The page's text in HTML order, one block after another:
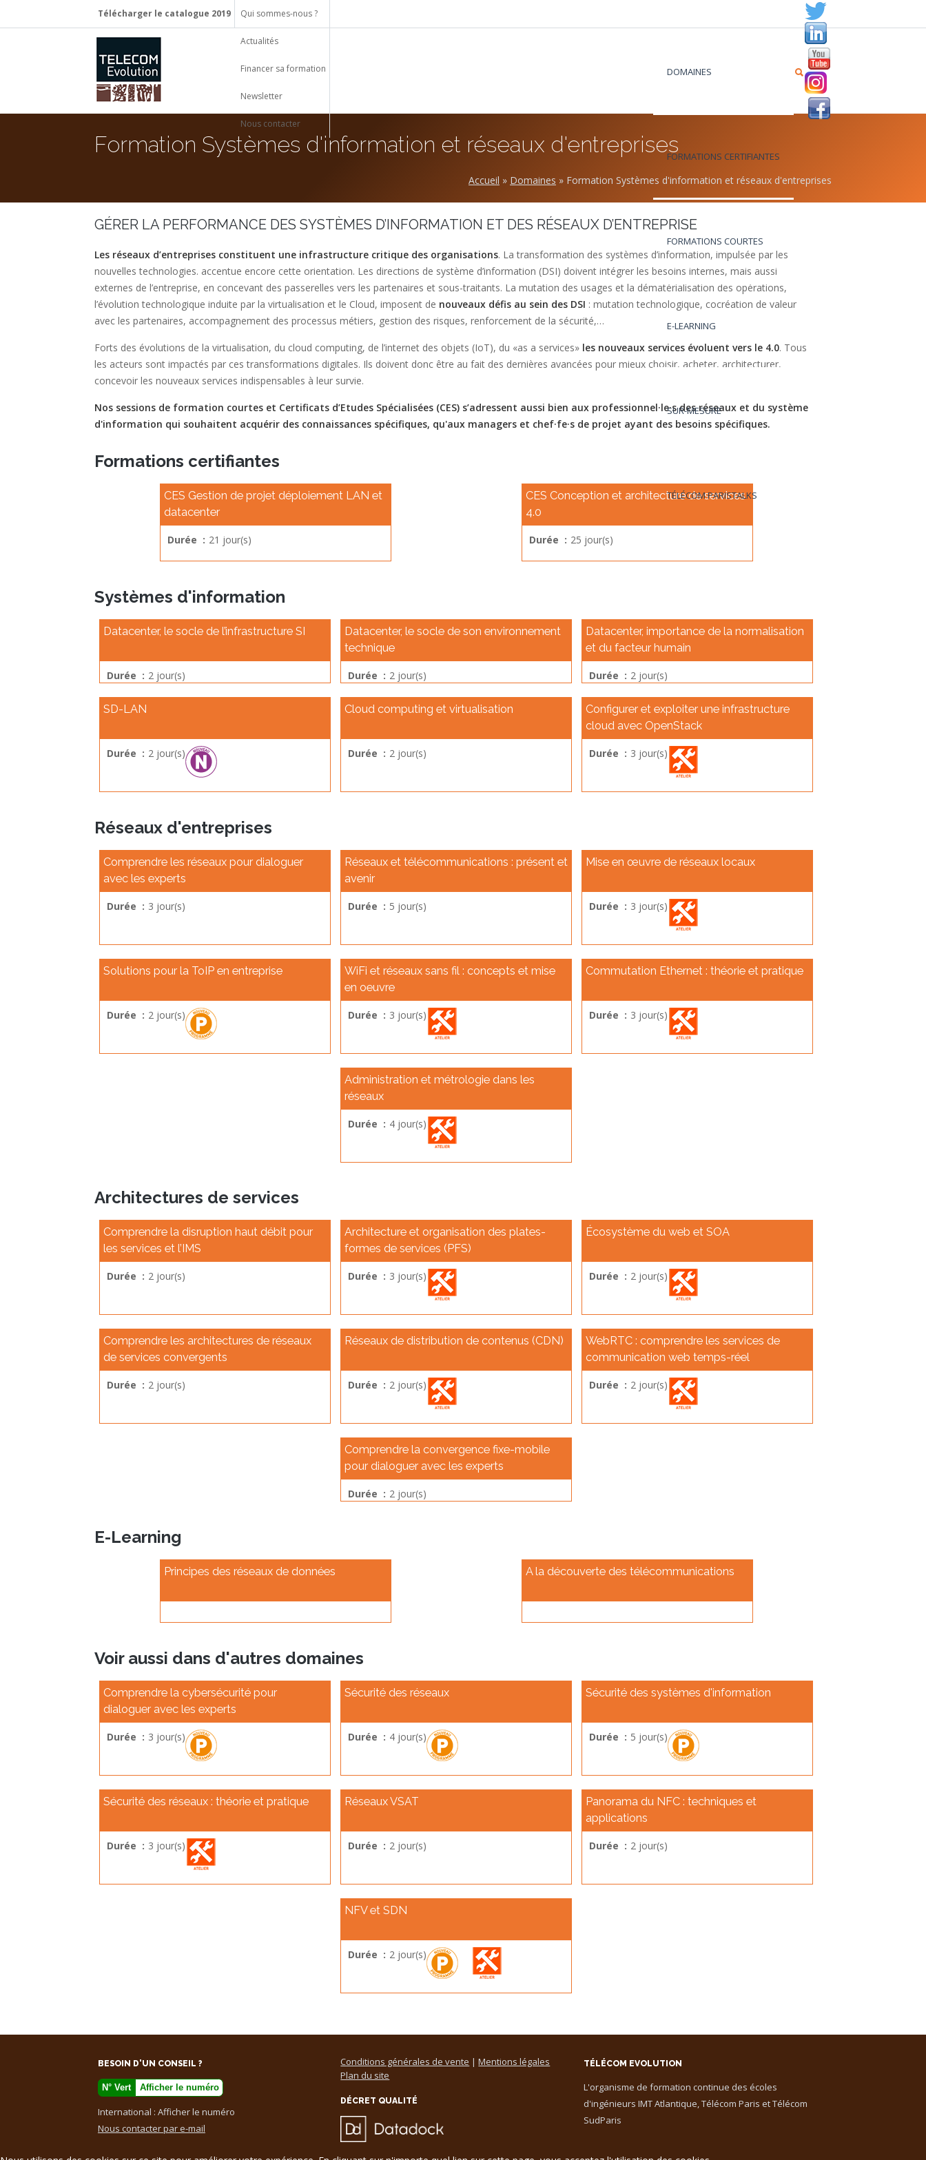
Télécharger le catalogue 2019 Qui sommes-nous ?
Actualités
Financer sa formation
Newsletter
Nous contacter
DOMAINES
FORMATIONS CERTIFIANTES
FORMATIONS COURTES
E-LEARNING
SUR-MESURE
TÉLÉCOM PARISTALKS
Formation Systèmes d'information et réseaux d'entreprises
Accueil » Domaines » Formation Systèmes d'information et réseaux d'entreprises
GÉRER LA PERFORMANCE DES SYSTÈMES D’INFORMATION ET DES RÉSEAUX D’ENTREPRISE
Les réseaux d’entreprises constituent une infrastructure critique des organisations. La transformation des systèmes d’information, impulsée par les
nouvelles technologies. accentue encore cette orientation. Les directions de système d’information (DSI) doivent intégrer les besoins internes, mais aussi
externes de l’entreprise, en concevant des passerelles vers les partenaires et sous-traitants. La mutation des usages et la dématérialisation des opérations,
l’évolution technologique induite par la virtualisation et le Cloud, imposent de nouveaux défis au sein des DSI : mutation technologique, cocréation de valeur
avec les partenaires, accompagnement des processus métiers, gestion des risques, renforcement de la sécurité,…
Forts des évolutions de la virtualisation, du cloud computing, de l’internet des objets (IoT), du «as a services» les nouveaux services évoluent vers le 4.0. Tous
les acteurs sont impactés par ces transformations digitales. Ils doivent donc être au fait des dernières avancées pour mieux choisir, acheter, architecturer,
concevoir les nouveaux services indispensables à leur survie.
Nos sessions de formation courtes et Certificats d’Etudes Spécialisées (CES) s’adressent aussi bien aux professionnel·le·s des réseaux et du système
d'information qui souhaitent acquérir des connaissances spécifiques, qu'aux managers et chef·fe·s de projet ayant des besoins spécifiques.
Formations certifiantes
CES Gestion de projet déploiement LAN et
datacenter
Durée : 21 jour(s)
CES Conception et architecture de services
4.0
Durée : 25 jour(s)
Systèmes d'information
Datacenter, le socle de l’infrastructure SI
Durée : 2 jour(s)
Datacenter, le socle de son environnement
technique
Durée : 2 jour(s)
Datacenter, importance de la normalisation
et du facteur humain
Durée : 2 jour(s)
SD-LAN
Durée : 2 jour(s)
Cloud computing et virtualisation
Durée : 2 jour(s)
Configurer et exploiter une infrastructure
cloud avec OpenStack
Durée : 3 jour(s)
Réseaux d'entreprises
Comprendre les réseaux pour dialoguer
avec les experts
Durée : 3 jour(s)
Réseaux et télécommunications : présent et
avenir
Durée : 5 jour(s)
Mise en œuvre de réseaux locaux
Durée : 3 jour(s)
Solutions pour la ToIP en entreprise
Durée : 2 jour(s)
WiFi et réseaux sans fil : concepts et mise
en oeuvre
Durée : 3 jour(s)
Commutation Ethernet : théorie et pratique
Durée : 3 jour(s)
Administration et métrologie dans les
réseaux
Durée : 4 jour(s)
Architectures de services
Comprendre la disruption haut débit pour
les services et l’IMS
Durée : 2 jour(s)
Architecture et organisation des plates-
formes de services (PFS)
Durée : 3 jour(s)
Écosystème du web et SOA
Durée : 2 jour(s)
Comprendre les architectures de réseaux
de services convergents
Durée : 2 jour(s)
Réseaux de distribution de contenus (CDN)
Durée : 2 jour(s)
WebRTC : comprendre les services de
communication web temps-réel
Durée : 2 jour(s)
Comprendre la convergence fixe-mobile
pour dialoguer avec les experts
Durée : 2 jour(s)
E-Learning
Principes des réseaux de données A la découverte des télécommunications
Voir aussi dans d'autres domaines
Comprendre la cybersécurité pour
dialoguer avec les experts
Durée : 3 jour(s)
Sécurité des réseaux
Durée : 4 jour(s)
Sécurité des systèmes d'information
Durée : 5 jour(s)
Sécurité des réseaux : théorie et pratique
Durée : 3 jour(s)
Réseaux VSAT
Durée : 2 jour(s)
Panorama du NFC : techniques et
applications
Durée : 2 jour(s)
NFV et SDN
Durée : 2 jour(s)
BESOIN D'UN CONSEIL ?
N° Vert Afficher le numéro
International : Afficher le numéro
Nous contacter par e-mail
Conditions générales de vente |Mentions légales
Plan du site
DÉCRET QUALITÉ
TÉLÉCOM EVOLUTION
L'organisme de formation continue des écoles
d'ingénieurs IMT Atlantique, Télécom Paris et Télécom
SudParis